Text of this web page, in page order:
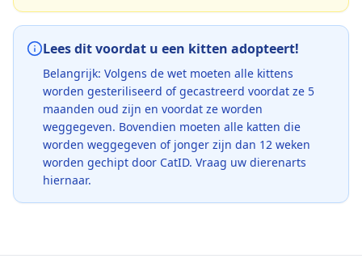
Lees dit voordat u een kitten adopteert!
Belangrijk: Volgens de wet moeten alle kittens
worden gesteriliseerd of gecastreerd voordat ze 5
maanden oud zijn en voordat ze worden
weggegeven. Bovendien moeten alle katten die
worden weggegeven of jonger zijn dan 12 weken
worden gechipt door CatID. Vraag uw dierenarts
hiernaar.